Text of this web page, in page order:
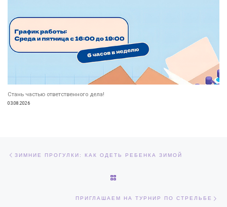
Стань частью ответственного дела!
03.08.2026
ЗИМНИЕ ПРОГУЛКИ: КАК ОДЕТЬ РЕБЕНКА ЗИМОЙ
ПРИГЛАШАЕМ НА ТУРНИР ПО СТРЕЛЬБЕ